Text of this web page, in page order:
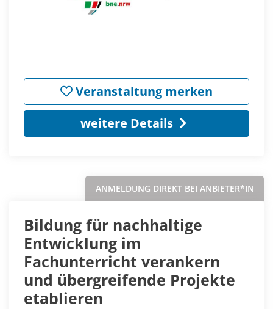
Veranstaltung merken
weitere Details
ANMELDUNG DIREKT BEI ANBIETER*IN
Bildung für nachhaltige
Entwicklung im
Fachunterricht verankern
und übergreifende Projekte
etablieren